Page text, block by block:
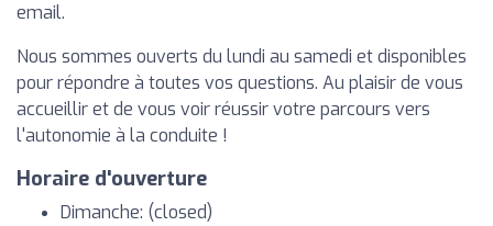
email.
Nous sommes ouverts du lundi au samedi et disponibles
pour répondre à toutes vos questions. Au plaisir de vous
accueillir et de vous voir réussir votre parcours vers
l'autonomie à la conduite !
Horaire d'ouverture
Dimanche: (closed)